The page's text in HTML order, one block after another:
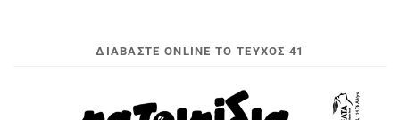
ΔΙΑΒΆΣΤΕ ONLINE ΤΟ ΤΕΎΧΟΣ 41